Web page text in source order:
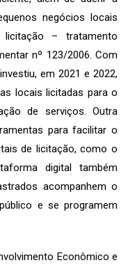
negócios locais
– tratamento
nº 123/2006. Com
em 2021 e 2022,
locais licitadas para o
de serviços. Outra
para facilitar o
de licitação, como o
digital também
acompanhem o
e se programem
Econômico e